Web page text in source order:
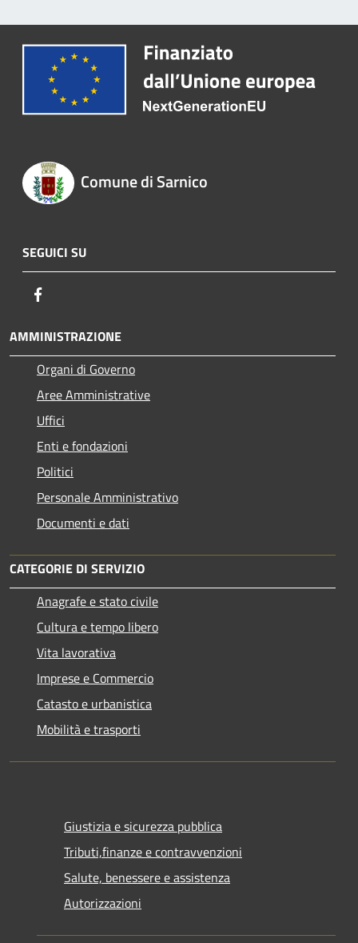
Comune di Sarnico
SEGUICI SU
AMMINISTRAZIONE
Organi di Governo
Aree Amministrative
Uffici
Enti e fondazioni
Politici
Personale Amministrativo
Documenti e dati
CATEGORIE DI SERVIZIO
Anagrafe e stato civile
Cultura e tempo libero
Vita lavorativa
Imprese e Commercio
Catasto e urbanistica
Mobilità e trasporti
Giustizia e sicurezza pubblica
Tributi,finanze e contravvenzioni
Salute, benessere e assistenza
Autorizzazioni